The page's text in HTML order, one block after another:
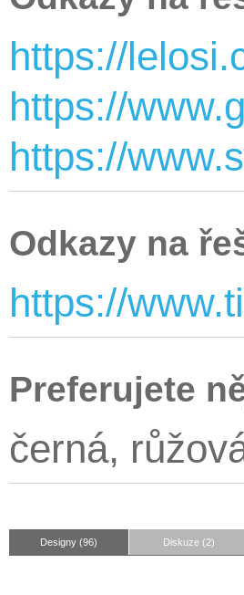
https://
https://
https://
Odkazy na
https://
Preferujete
černá,
Designy (96) Diskuze (2)